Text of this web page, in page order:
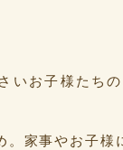
いお子様たち
。家事やお子